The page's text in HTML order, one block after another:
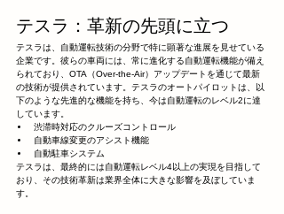
テスラ：革新の先頭に立つ
テスラは、自動運転技術の分野で特に顕著な進展を見せている
企業です。彼らの車両には、常に進化する自動運転機能が備え
られており、OTA（Over-the-Air）アップデートを通じて最新
の技術が提供されています。テスラのオートパイロットは、以
下のような先進的な機能を持ち、今は自動運転のレベル2に達
しています。
渋滞時対応のクルーズコントロール
自動車線変更のアシスト機能
自動駐車システム
テスラは、最終的には自動運転レベル4以上の実現を目指して
おり、その技術革新は業界全体に大きな影響を及ぼしていま
す。